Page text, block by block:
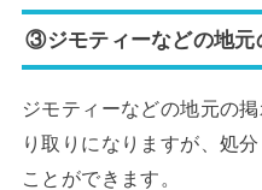
③ジモティーなどの地元
ジモティーなどの地元の
り取りになりますが、処
ことができます。